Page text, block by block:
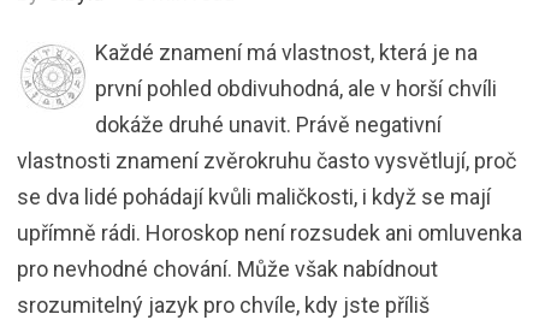
Každé znamení má vlastnost, která je na
první pohled obdivuhodná, ale v horší chvíli
dokáže druhé unavit. Právě negativní
vlastnosti znamení zvěrokruhu často vysvětlují, proč
se dva lidé pohádají kvůli maličkosti, i když se mají
upřímně rádi. Horoskop není rozsudek ani omluvenka
pro nevhodné chování. Může však nabídnout
srozumitelný jazyk pro chvíle, kdy jste příliš